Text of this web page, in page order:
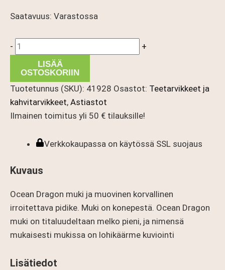
Saatavuus: Varastossa
- Ocean
Dragon
muki
määrä
+
LISÄÄ
OSTOSKORIIN
Tuotetunnus (SKU): 41928 Osastot: Teetarvikkeet ja
kahvitarvikkeet, Astiastot
Ilmainen toimitus yli 50 € tilauksille!
Verkkokaupassa on käytössä SSL suojaus
Kuvaus
Ocean Dragon muki ja muovinen korvallinen
irroitettava pidike. Muki on konepestä. Ocean Dragon
muki on titaluudeltaan melko pieni, ja nimensä
mukaisesti mukissa on lohikäärme kuviointi
Lisätiedot